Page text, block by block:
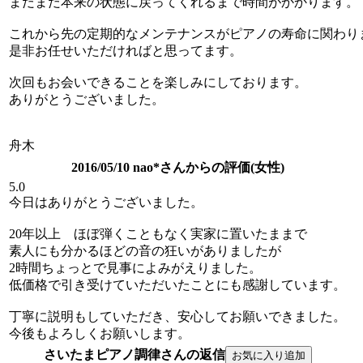
これから先の定期的なメンテナンスがピアノの寿命に関わり
是非お任せいただければと思ってます。
次回もお会いできることを楽しみにしております。
ありがとうございました。
舟木
2016/05/10 nao*さんからの評価(女性)
5.0
今日はありがとうございました。
20年以上 ほぼ弾くこともなく実家に置いたままで
素人にも分かるほどの音の狂いがありましたが
2時間ちょっとで見事によみがえりました。
低価格で引き受けていただいたことにも感謝しています。
丁寧に説明もしていただき、安心してお願いできました。
今後もよろしくお願いします。
さいたまピアノ調律さんの返信